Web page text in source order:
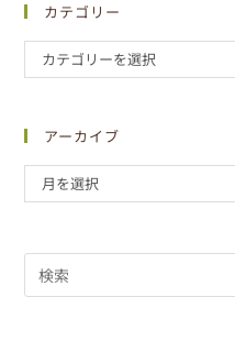
カテゴリー
カテゴリーを選択
アーカイブ
月を選択